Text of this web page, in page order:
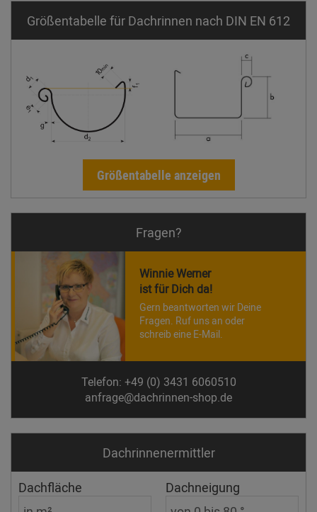
Größentabelle für Dachrinnen nach DIN EN 612
Größentabelle anzeigen
Fragen?
Winnie Werner
ist für Dich da!
Gern beantworten wir Deine
Fragen. Ruf uns an oder
schreib eine E-Mail.
Telefon: +49 (0) 3431 6060510
anfrage@dachrinnen-shop.de
Dachrinnen­ermittler
Dachfläche Dachneigung